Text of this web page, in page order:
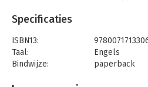
Service Applications discusses the
and how they benefit
common implementation
applications. The book also
instructions explaining each screen
Learn how to set up and use:
Specificaties
ISBN13:
Taal:
Engels
Bindwijze:
paperback